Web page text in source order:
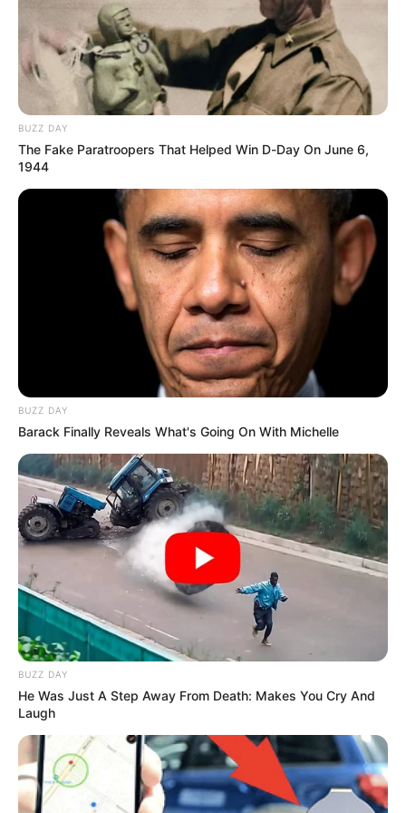
de anticipación se establecieron debido al caos vial que
generaron los hinchas del Atlético Nacional en horas de
la noche de este lunes en inmediaciones al Centro
Comercial el Cacique, lugar donde se hospedan los
futbolistas de este equipo.
ALERTA BOGOTÁ EN GOOGLE NEWS
TEMAS RELACIONADOS
PARTIDO DE FÚTBOL BUCARAMANGA
MANTÉNGASE EN ALERTA
Tenemos todas las noticias que le
interesan. Para estar bien informado, por
favor, active las notificaciones de Alerta.
ACTIVAR AHORA
TEMAS DESTACADOS
CIERRES VIALES EN BUCARAMANGA
TRANSVERSAL DEL CARARE
FLORIDABLANCA
LLUVIAS EN SANTANDER
CIERRES VIALES EN SANTANDER
BUZZ DAY
The Fake Paratroopers That Helped Win D-Day On June 6,
1944
BUZZ DAY
Barack Finally Reveals What's Going On With Michelle
BUZZ DAY
He Was Just A Step Away From Death: Makes You Cry And
Laugh